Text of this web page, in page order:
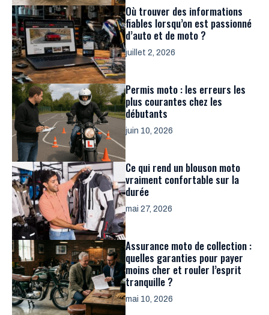
Où trouver des informations
fiables lorsqu’on est passionné
d’auto et de moto ?
juillet 2, 2026
Permis moto : les erreurs les
plus courantes chez les
débutants
juin 10, 2026
Ce qui rend un blouson moto
vraiment confortable sur la
durée
mai 27, 2026
Assurance moto de collection :
quelles garanties pour payer
moins cher et rouler l’esprit
tranquille ?
mai 10, 2026